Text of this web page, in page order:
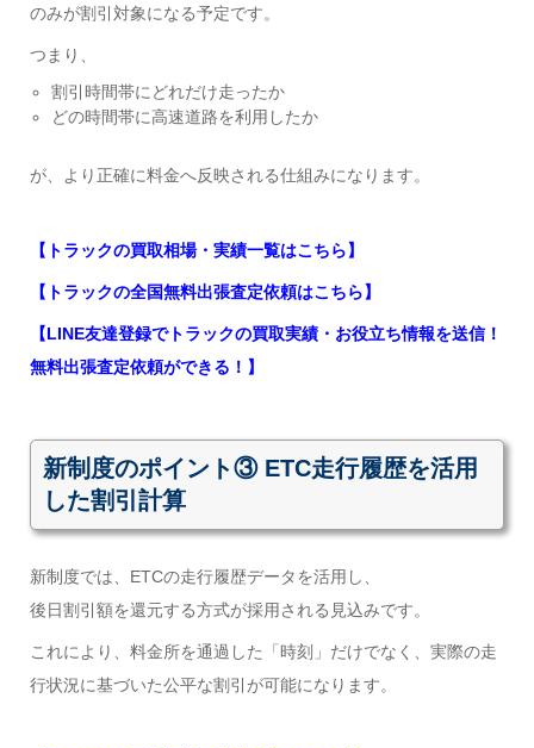
のみが割引対象になる予定です。
つまり、
割引時間帯にどれだけ走ったか
どの時間帯に高速道路を利用したか
が、より正確に料金へ反映される仕組みになります。
【トラックの買取相場・実績一覧はこちら】
【トラックの全国無料出張査定依頼はこちら】
【LINE友達登録でトラックの買取実績・お役立ち情報を送信！
無料出張査定依頼ができる！】
新制度のポイント③ ETC走行履歴を活用
した割引計算
新制度では、ETCの走行履歴データを活用し、
後日割引額を還元する方式が採用される見込みです。
これにより、料金所を通過した「時刻」だけでなく、実際の走
行状況に基づいた公平な割引が可能になります。